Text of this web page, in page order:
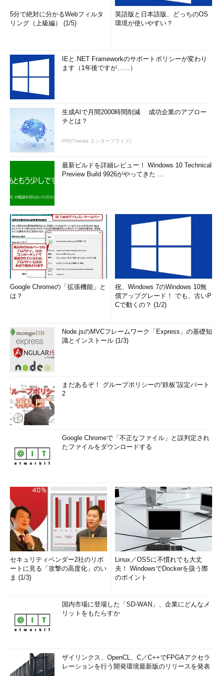
アカウントのプロパティの［サーバー］タブの画
ウィザードで設定した情報の修正は、アカウント
のプロパティで行う。
「受信メール サーバーの種類」が「IMA
P」であることを確認する。ここがPOPの場合は、
アカウントを削除してから、再度ウィザードで設
（3）「クリア テキスト認証を使用してログオ
（4）「このサーバーは認証が必要」にチェッ
クされていることを確認する。［設定］ボタンを
クリックして、開いた［送信メール サーバー］ダ
イアログの「ログオン情報」が「受信メール サー
バーと同じ設定を使用する」が選択されているこ
とも確認しておく。
アカウントのプロパティの［詳細設定］タブの画
サーバーのポート番号を確認する。
（1）［詳細］タブを開く。
（2）送信メールサーバーのポート番号が「58
3」であることを確認する。
■この記事と関連性の高い別の記事
Windows 7／8.1／10にWindows Liveメールをインストー
ルする
（TIPS）
古いバージョンのWindows Liveメール 2009をインスト
ールする（TIPS）
Windows 8で必要となるMicrosoftアカウントを作成する
間違いメールの発信を予防する方法（TIPS）
Windows 10の「メール」アプリでGmailを使う
5分で絶対に分かるWebフィルタ
リング（上級編） (1/5)
英語版と日本語版、どっちのOS
環境が使いやすい？
IEと.NET Frameworkのサポートポリシーが変わり
ます（1年後ですが……）
生成AIで月間2000時間削減 成功企業のアプロー
チとは？
PR(ITmedia エンタープライズ)
最新ビルドを詳細レビュー！ Windows 10 Technical
Preview Build 9926がやってきた ...
Google Chromeの「拡張機能」と
は？
祝、Windows 7のWindows 10無
償アップグレード！ でも、古いP
Cで動くの？ (1/2)
Node.jsのMVCフレームワーク「Express」の基礎知
識とインストール (1/3)
まだあるぞ！ グループポリシーの“鉄板”設定パート
2
Google Chromeで「不正なファイル」と誤判定され
たファイルをダウンロードする
セキュリティベンダー2社のリポ
ートに見る「攻撃の高度化」のい
ま (1/3)
Linux／OSSに不慣れでも大丈
夫！ WindowsでDockerを扱う際
のポイント
国内市場に登場した「SD-WAN」、企業にどんなメ
リットをもたらすか
ザイリンクス、OpenCL、C／C++でFPGAアクセラ
レーションを行う開発環境最新版のリリースを発表